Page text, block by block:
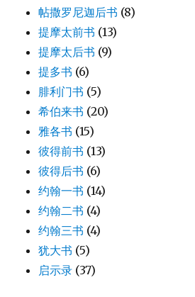
帖撒罗尼迦后书 (8)
提摩太前书 (13)
提摩太后书 (9)
提多书 (6)
腓利门书 (5)
希伯来书 (20)
雅各书 (15)
彼得前书 (13)
彼得后书 (6)
约翰一书 (14)
约翰二书 (4)
约翰三书 (4)
犹大书 (5)
启示录 (37)